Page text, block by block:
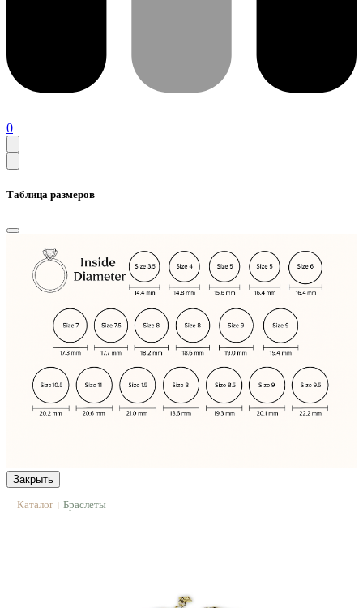
0
Таблица размеров
Закрыть
Каталог | Браслеты